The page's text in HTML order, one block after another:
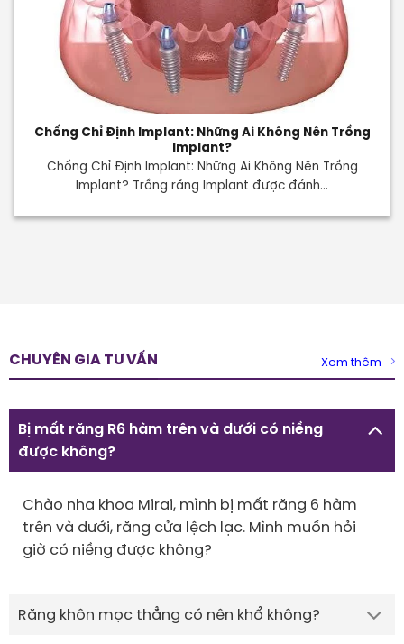
Chống Chỉ Định Implant: Những Ai Không Nên Trồng
Implant?
Chống Chỉ Định Implant: Những Ai Không Nên Trồng
Implant? Trồng răng Implant được đánh...
CHUYÊN GIA TƯ VẤN Xem thêm
Bị mất răng R6 hàm trên và dưới có niềng
được không?
Chào nha khoa Mirai, mình bị mất răng 6 hàm
trên và dưới, răng cửa lệch lạc. Mình muốn hỏi
giờ có niềng được không?
Răng khôn mọc thẳng có nên khổ không?